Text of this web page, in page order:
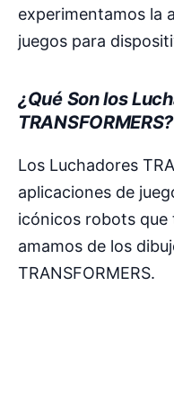
experimentamos la
juegos para
¿Qué Son los
TRANSFORMERS?
Los Luchadores
aplicaciones de
icónicos robots
amamos de los
TRANSFORMERS.